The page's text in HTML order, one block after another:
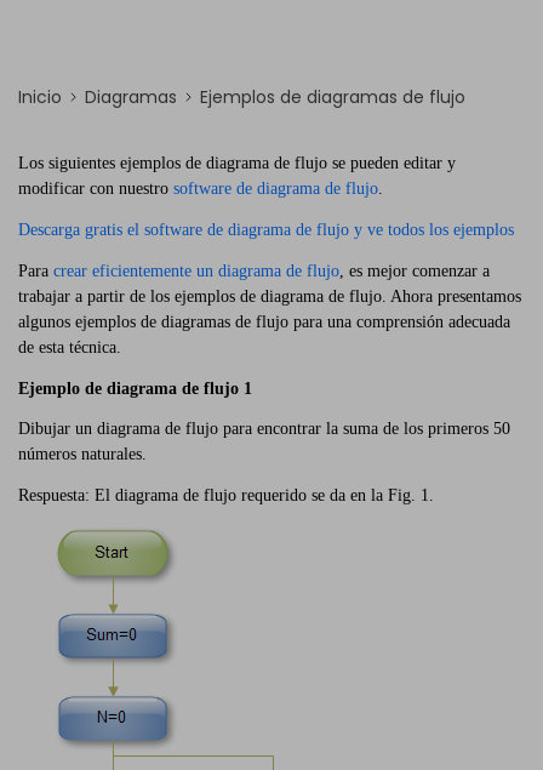
Inicio Diagramas Ejemplos de diagramas de flujo
Los siguientes ejemplos de diagrama de flujo se pueden editar y
modificar con nuestro software de diagrama de flujo.
Descarga gratis el software de diagrama de flujo y ve todos los ejemplos
Para crear eficientemente un diagrama de flujo , es mejor comenzar a
trabajar a partir de los ejemplos de diagrama de flujo. Ahora presentamos
algunos ejemplos de diagramas de flujo para una comprensión adecuada
de esta técnica.
Ejemplo de diagrama de flujo 1
Dibujar un diagrama de flujo para encontrar la suma de los primeros 50
números naturales.
Respuesta: El diagrama de flujo requerido se da en la Fig. 1.